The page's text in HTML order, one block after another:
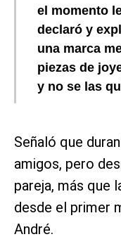
el momento
declaró y
una marca
piezas de
y no se las
Señaló que
amigos, pero
pareja, más que
desde el primer
André.